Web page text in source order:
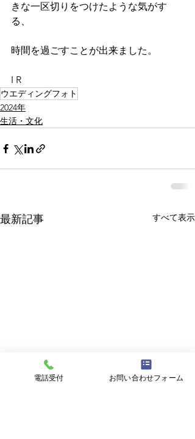
きな一区切りをつけたような気がす
る、
時間を過ごすことが出来ました。
I R
ウエディングフォト
2024年
生活・文化
最新記事 すべて表示
電話受付 お問い合わせフォーム